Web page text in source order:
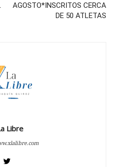
AGOSTO*INSCRITOS CERCA
DE 50 ATLETAS
Libre